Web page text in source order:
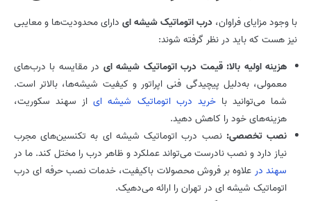
با وجود مزایای فراوان، درب اتوماتیک شیشه ای دارای محدودیت‌ها و معایبی
نیز هست که باید در نظر گرفته شوند:
هزینه اولیه بالا: قیمت درب اتوماتیک شیشه ای در مقایسه با درب‌های
معمولی، به‌دلیل پیچیدگی فنی اپراتور و کیفیت شیشه‌ها، بالاتر است.
شما می‌توانید باخرید درب اتوماتیک شیشه ای از سهند سکوریت،
هزینه‌های خود را کاهش دهید.
نصب تخصصی: نصب درب اتوماتیک شیشه ای به تکنسین‌های مجرب
نیاز دارد و نصب نادرست می‌تواند عملکرد و ظاهر درب را مختل کند. ما در
سهند در علاوه بر فروش محصولات باکیفیت، خدمات نصب حرفه ای درب
اتوماتیک شیشه ای در تهران را ارائه می‌دهیک.